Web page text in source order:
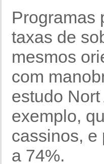
Programas
taxas de
mesmos
com
estudo
exemplo,
cassinos, e
a 74%.